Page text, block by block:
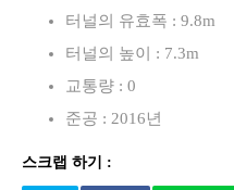
터널의 유효폭 : 9.8m
터널의 높이 : 7.3m
교통량 : 0
준공 : 2016년
스크랩 하기 :